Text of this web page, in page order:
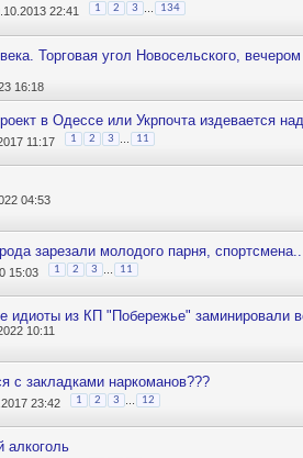
22:41 1 2 3 134
Торговая угол Новосельского,
16:18
в Одессе или Укрпочта издевается
11:17 1 2 3 11
04:53
зарезали молодого парня,
15:03 1 2 3 11
идиоты из КП "Побережье" заминировали
10:11
с закладками наркоманов???
23:42 1 2 3 12
алкоголь